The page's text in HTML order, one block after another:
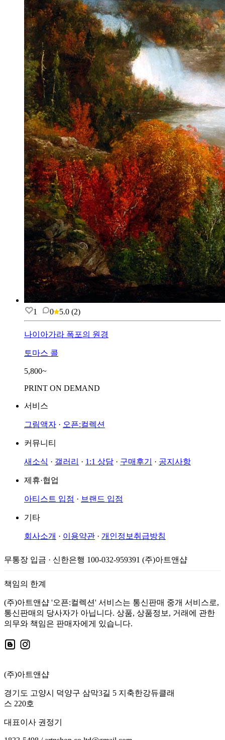
1 0 5.0 (2)
나이아가라 폭포의 원경
토마스 콜
5,800~
PRINT ON DEMAND
서비스
그림액자 · 오픈:컬렉션
커뮤니티
새소식 · 갤러리 · 1:1 상담 · 구매후기 · 공지사항
제휴·협업
아티스트 입점 · 브랜드 입점
기타
회사소개 · 이용약관 · 개인정보취급방침
무통장 입금 · 신한은행 100-032-959391 (주)아트앤샵
책임의 한계
(주)아트앤샵 '오픈:컬렉션' 서비스는 통신판매 중개 서비스로,
통신판매의 당사자가 아닙니다. 상품, 상품정보, 거래에 관한
의무와 책임은 판매자에게 있습니다.
(주)아트앤샵
경기도 고양시 덕양구 삼막3길 5 지축한강듀클래
스 220호
대표이사 권정기